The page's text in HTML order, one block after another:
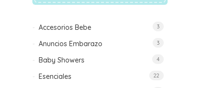
Accesorios Bebe 3
Anuncios Embarazo 3
Baby Showers 4
Esenciales 22